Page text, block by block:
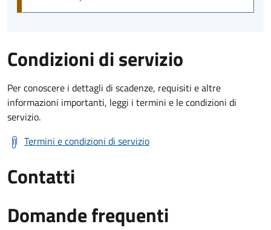
Condizioni di servizio
Per conoscere i dettagli di scadenze, requisiti e altre
informazioni importanti, leggi i termini e le condizioni di
servizio.
Termini e condizioni di servizio
Contatti
Domande frequenti